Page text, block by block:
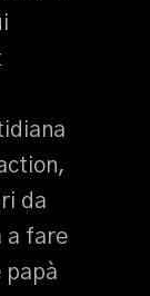
da
a fare
papà